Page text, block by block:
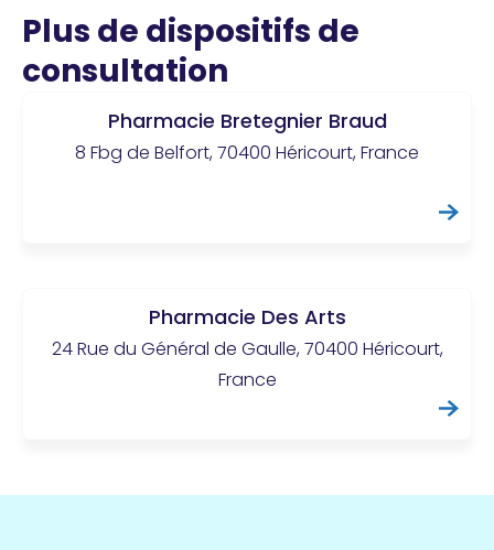
Plus de dispositifs de
consultation
Pharmacie Bretegnier Braud
8 Fbg de Belfort, 70400 Héricourt, France
Pharmacie Des Arts
24 Rue du Général de Gaulle, 70400 Héricourt,
France